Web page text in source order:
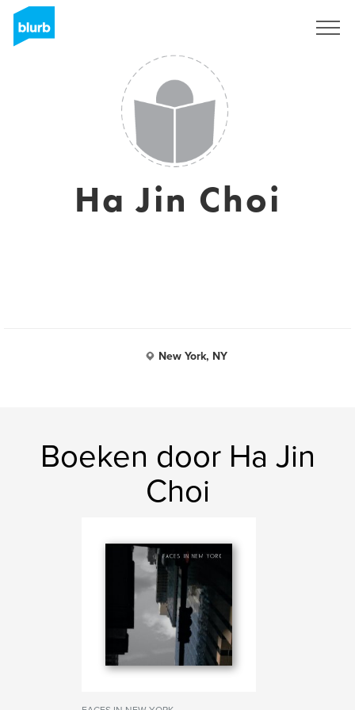
Ha Jin Choi
New York, NY
Boeken door Ha Jin
Choi